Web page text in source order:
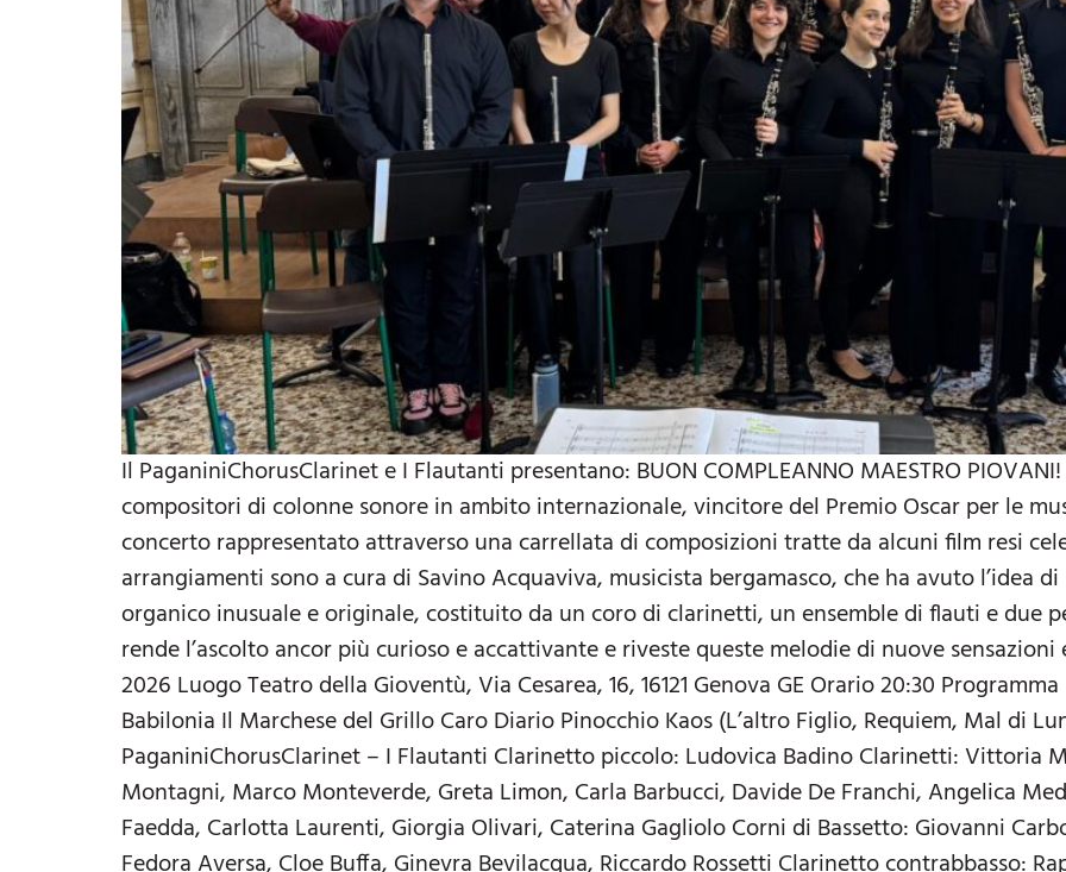
Il PaganiniChorusClarinet e I Flautanti presentano: BUON COMPLEANNO MAESTRO
compositori di colonne sonore in ambito internazionale, vincitore del Premio Oscar per le
concerto rappresentato attraverso una carrellata di composizioni tratte da alcuni film resi
arrangiamenti sono a cura di Savino Acquaviva, musicista bergamasco, che ha avuto l’idea
organico inusuale e originale, costituito da un coro di clarinetti, un ensemble di flauti e due
rende l’ascolto ancor più curioso e accattivante e riveste queste melodie di nuove
2026 Luogo Teatro della Gioventù, Via Cesarea, 16, 16121 Genova GE Orario 20:30
Babilonia Il Marchese del Grillo Caro Diario Pinocchio Kaos (L’altro Figlio, Requiem, Mal di
PaganiniChorusClarinet – I Flautanti Clarinetto piccolo: Ludovica Badino Clarinetti: Vittoria
Montagni, Marco Monteverde, Greta Limon, Carla Barbucci, Davide De Franchi, Angelica
Faedda, Carlotta Laurenti, Giorgia Olivari, Caterina Gagliolo Corni di Bassetto: Giovanni